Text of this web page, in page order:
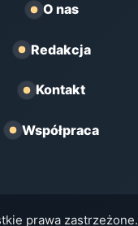
O nas
Redakcja
Kontakt
Współpraca
prawa zastrzeżone.